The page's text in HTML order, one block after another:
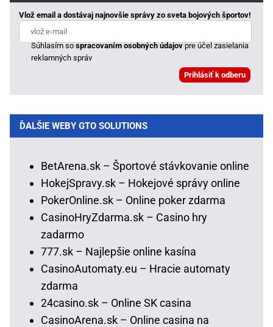
Vlož email a dostávaj najnovšie správy zo sveta bojových športov!
Súhlasím sospracovaním osobných údajovpre účel zasielania
reklamných správ
ĎALŠIE WEBY GTO SOLUTIONS
BetArena.sk – Športové stávkovanie online
HokejSpravy.sk – Hokejové správy online
PokerOnline.sk – Online poker zdarma
CasinoHryZdarma.sk – Casino hry
zadarmo
777.sk – Najlepšie online kasína
CasinoAutomaty.eu – Hracie automaty
zdarma
24casino.sk – Online SK casina
CasinoArena.sk – Online casina na